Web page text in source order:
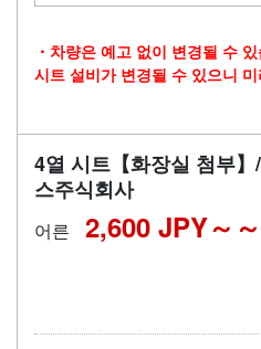
・차량은 예고 없이 변경될 수
시트 설비가 변경될 수 있으니
4열 시트【화장실 첨부
스주식회사
어른 2,600 JPY～